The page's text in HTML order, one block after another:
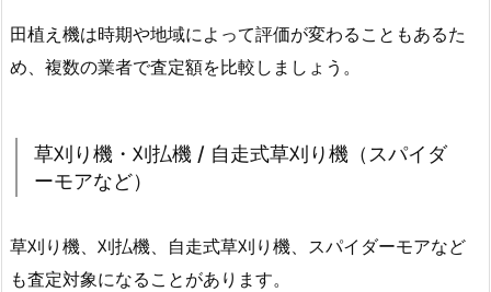
田植え機は時期や地域によって評価が変わることもあるた
め、複数の業者で査定額を比較しましょう。
草刈り機・刈払機 / 自走式草刈り機（スパイダ
ーモアなど）
草刈り機、刈払機、自走式草刈り機、スパイダーモアなど
も査定対象になることがあります。